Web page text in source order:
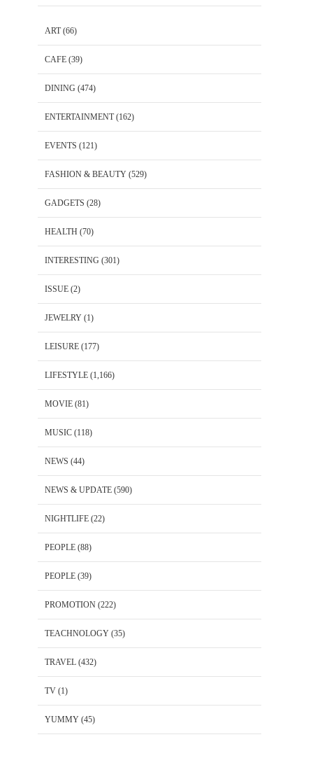
ART(66)
CAFE (39)
DINING (474)
ENTERTAINMENT(162)
EVENTS (121)
FASHION & BEAUTY (529)
GADGETS (28)
HEALTH (70)
INTERESTING (301)
ISSUE (2)
JEWELRY (1)
LEISURE (177)
LIFESTYLE (1,166)
MOVIE (81)
MUSIC (118)
NEWS (44)
NEWS & UPDATE (590)
NIGHTLIFE (22)
PEOPLE (88)
PEOPLE (39)
PROMOTION (222)
TEACHNOLOGY (35)
TRAVEL (432)
TV (1)
YUMMY (45)